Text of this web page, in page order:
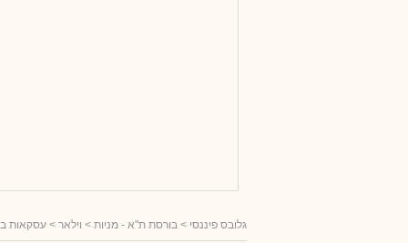
גלובס פיננסי > בורסת ת"א - מניות > וילאר > עסקאות